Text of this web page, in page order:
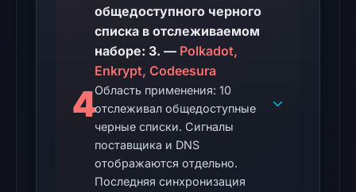
at
02:20
UTC.
The
latest
probe
returned
HTTP
502
4
общедоступного черного
списка в отслеживаемом
наборе: 3. — Polkadot,
Enkrypt, Codeesura
Область применения: 10
отслеживал общедоступные
черные списки. Сигналы
поставщика и DNS
отображаются отдельно.
Последняя синхронизация